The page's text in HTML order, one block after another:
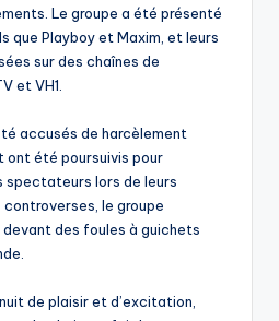
Le groupe a été présenté
que Playboy et Maxim, et leurs
sur des chaînes de
et VH1.
accusés de harcèlement
ont été poursuivis pour
spectateurs lors de leurs
le groupe
des foules à guichets
de plaisir et d’excitation,